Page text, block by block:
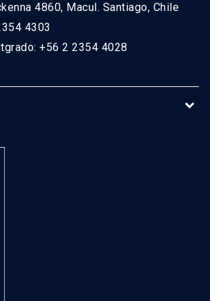
4860, Macul. Santiago, Chile
4303
+56 2 2354 4028